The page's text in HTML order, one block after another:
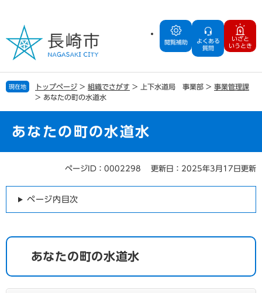
の
で
す
ー
ば
し
閲覧補助
よくある
質問
いざと
いうとき
現在地 トップページ > 組織でさがす > 上下水道局 事業部 > 事業管理課
> あなたの町の水道水
あなたの町の水道水
ページID：0002298 更新日：2025年3月17日更新
ページ内目次
あなたの町の水道水